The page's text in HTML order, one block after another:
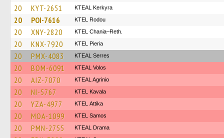
20 KYT-2651 KTEAL Kerkyra
20 POI-7616 ΚΤΕL Rodou
20 XNY-2820 KTEL Chania–Reth.
20 KNX-7920 KTEL Pieria
20 PMX-4083 KTEAL Serres
20 BOM-6091 KTEAL Volos
20 AIZ-7070 KTEAL Agrinio
20 NI-5767 KTEL Kavala
20 YZA-4977 KΤΕL Αttika
20 MOA-1099 KTEL Samos
20 PMN-2755 KTEAL Drama